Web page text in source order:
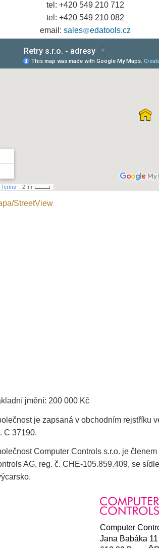
tel: +420 549 210 712
tel: +420 549 210 082
email: sales edatools.cz
StreetView
jmění: 200 000 Kč
je zapsaná v obchodním rejstříku
C 37190.
Computer Controls s.r.o. je
AG, reg. č. CHE-105.859.409, se
Computer
Jana Babáka 11